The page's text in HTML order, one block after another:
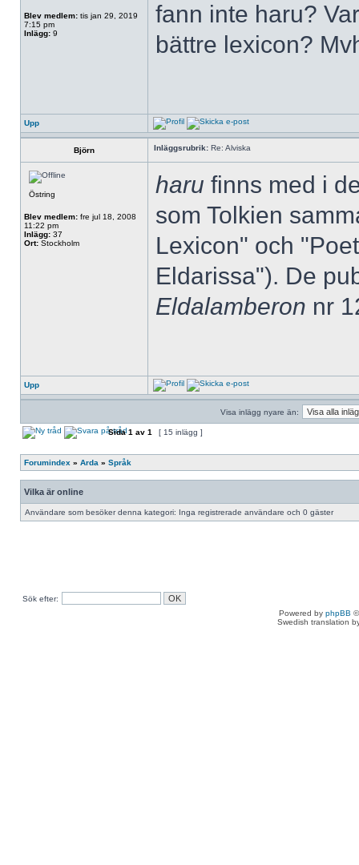
Blev medlem: tis jan 29, 2019
7:15 pm
Inlägg: 9
fann inte haru?
bättre lexicon?
Upp
Björn Inläggsrubrik: Re: Alviska
Östring
Blev medlem: fre jul 18, 2008
11:22 pm
Inlägg: 37
Ort: Stockholm
haru finns med i
som Tolkien
Lexicon" och
Eldarissa"). De
Eldalamberon nr
Upp
Visa inlägg nyare än:
Sida1 av 1 [ 15 inlägg ]
Forumindex » Arda » Språk
Vilka är online
Användare som besöker denna kategori: Inga registrerade användare och 0 gäster
Sök efter:
Powered by phpBB
Swedish translation